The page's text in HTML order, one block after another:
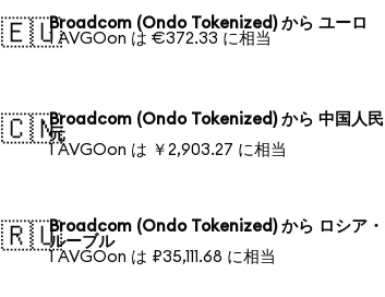
🇪🇺Broadcom (Ondo Tokenized) から ユーロ
1 AVGOon は €372.33 に相当
🇨🇳Broadcom (Ondo Tokenized) から 中国人民
元
1 AVGOon は ￥2,903.27 に相当
🇷🇺Broadcom (Ondo Tokenized) から ロシア・
ルーブル
1 AVGOon は ₽35,111.68 に相当